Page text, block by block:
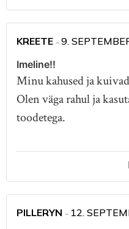
KREETE –9.
Imeline!!
Minu kahused ja
Olen väga rahul ja
toodetega.
PILLERYN – 12.